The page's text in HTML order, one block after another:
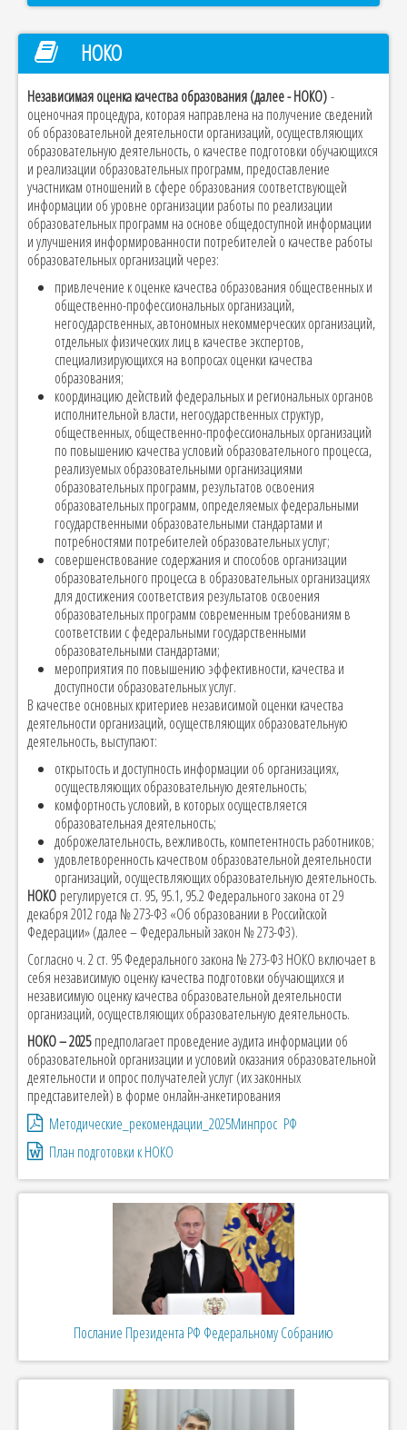
НОКО
Независимая оценка качества образования (далее - НОКО)-
оценочная процедура, которая направлена на получение сведений
об образовательной деятельности организаций, осуществляющих
образовательную деятельность, о качестве подготовки обучающихся
и реализации образовательных программ, предоставление
участникам отношений в сфере образования соответствующей
информации об уровне организации работы по реализации
образовательных программ на основе общедоступной информации
и улучшения информированности потребителей о качестве работы
образовательных организаций через:
привлечение к оценке качества образования общественных и
общественно-профессиональных организаций,
негосударственных, автономных некоммерческих организаций,
отдельных физических лиц в качестве экспертов,
специализирующихся на вопросах оценки качества
образования;
координацию действий федеральных и региональных органов
исполнительной власти, негосударственных структур,
общественных, общественно-профессиональных организаций
по повышению качества условий образовательного процесса,
реализуемых образовательными организациями
образовательных программ, результатов освоения
образовательных программ, определяемых федеральными
государственными образовательными стандартами и
потребностями потребителей образовательных услуг;
совершенствование содержания и способов организации
образовательного процесса в образовательных организациях
для достижения соответствия результатов освоения
образовательных программ современным требованиям в
соответствии с федеральными государственными
образовательными стандартами;
мероприятия по повышению эффективности, качества и
доступности образовательных услуг.
В качестве основных критериев независимой оценки качества
деятельности организаций, осуществляющих образовательную
деятельность, выступают:
открытость и доступность информации об организациях,
осуществляющих образовательную деятельность;
комфортность условий, в которых осуществляется
образовательная деятельность;
доброжелательность, вежливость, компетентность работников;
удовлетворенность качеством образовательной деятельности
организаций, осуществляющих образовательную деятельность.
НОКО регулируется ст. 95, 95.1, 95.2 Федерального закона от 29
декабря 2012 года № 273-ФЗ «Об образовании в Российской
Федерации» (далее – Федеральный закон № 273-ФЗ).
Согласно ч. 2 ст. 95 Федерального закона № 273-ФЗ НОКО включает в
себя независимую оценку качества подготовки обучающихся и
независимую оценку качества образовательной деятельности
организаций, осуществляющих образовательную деятельность.
НОКО – 2025предполагает проведение аудита информации об
образовательной организации и условий оказания образовательной
деятельности и опрос получателей услуг (их законных
представителей) в форме онлайн-анкетирования
Методические_рекомендации_2025Минпрос РФ
План подготовки к НОКО
Послание Президента РФ Федеральному Собранию